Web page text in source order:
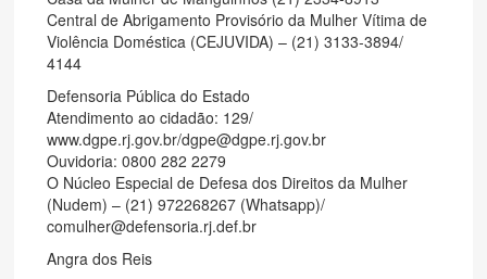
Central de Abrigamento Provisório da Mulher Vítima de
Violência Doméstica (CEJUVIDA) – (21) 3133-3894/
4144
Defensoria Pública do Estado
Atendimento ao cidadão: 129/
www.dgpe.rj.gov.br/dgpe@dgpe.rj.gov.br
Ouvidoria: 0800 282 2279
O Núcleo Especial de Defesa dos Direitos da Mulher
(Nudem) – (21) 972268267 (Whatsapp)/
comulher@defensoria.rj.def.br
Angra dos Reis